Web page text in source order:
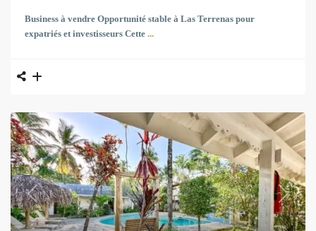
Business à vendre Opportunité stable à Las Terrenas pour
expatriés et investisseurs Cette ...
Previous Next